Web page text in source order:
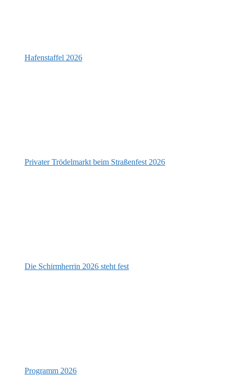
Hafenstaffel 2026
Privater Trödelmarkt beim Straßenfest 2026
Die Schirmherrin 2026 steht fest
Programm 2026